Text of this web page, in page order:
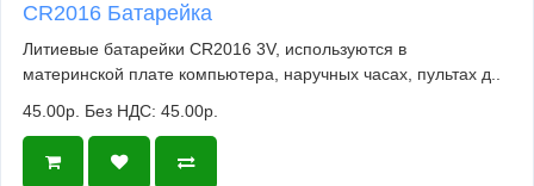
CR2016 Батарейка
Литиевые батарейки CR2016 3V, используются в
материнской плате компьютера, наручных часах, пультах д..
45.00р. Без НДС: 45.00р.